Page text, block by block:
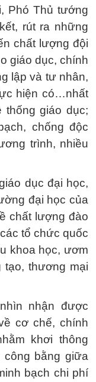
Phó Thủ tướng
rút ra những
chất lượng đội
giáo dục, chính
lập và tư nhân,
hiện có…nhất
thống giáo dục;
chống độc
trình, nhiều
dục đại học,
đại học của
chất lượng đào
tổ chức quốc
khoa học, ươm
tạo, thương mại
nhận được
cơ chế, chính
khơi thông
bằng giữa
bạch chi phí